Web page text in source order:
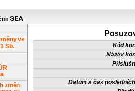
SEA
ve
Sb.
změn
Kód
Název
Datum a čas